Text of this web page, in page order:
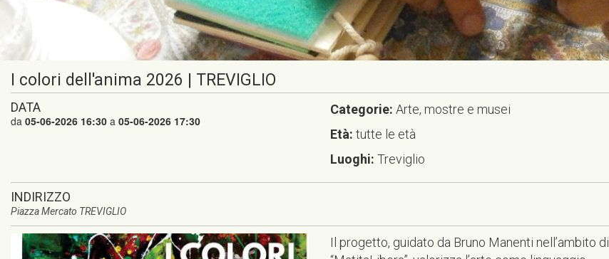
I colori dell'anima 2026 | TREVIGLIO
DATA
da 05-06-2026 16:30 a 05-06-2026 17:30
Categorie: Arte, mostre e musei
Età: tutte le età
Luoghi: Treviglio
INDIRIZZO
Piazza Mercato TREVIGLIO
Il progetto, guidato da Bruno Manenti nell’ambito di